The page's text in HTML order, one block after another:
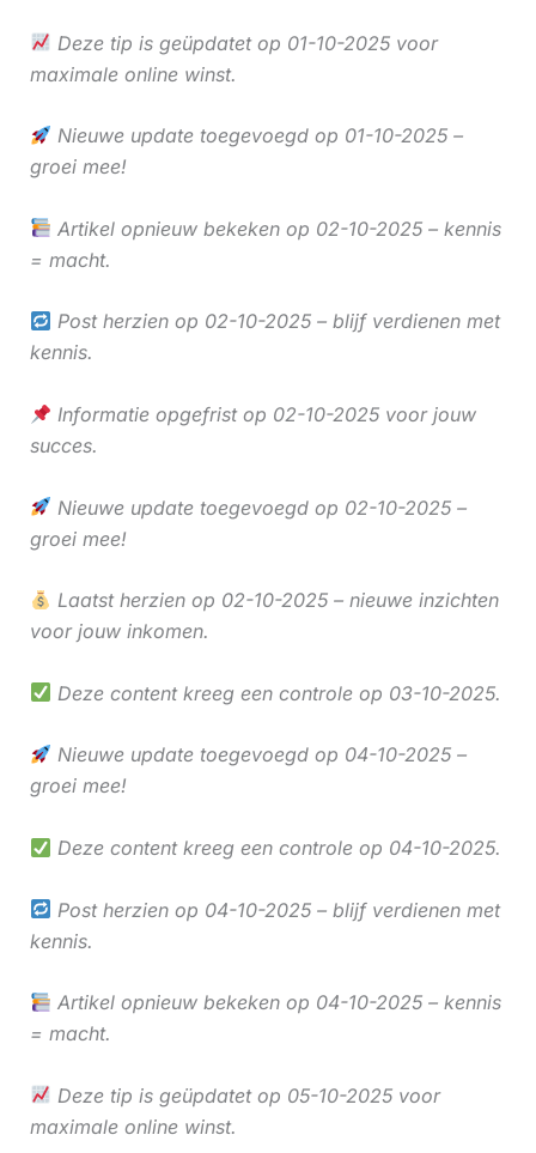
Deze tip is geüpdatet op 01-10-2025 voor
maximale online winst.
Nieuwe update toegevoegd op 01-10-2025 –
groei mee!
Artikel opnieuw bekeken op 02-10-2025 – kennis
= macht.
Post herzien op 02-10-2025 – blijf verdienen met
kennis.
Informatie opgefrist op 02-10-2025 voor jouw
succes.
Nieuwe update toegevoegd op 02-10-2025 –
groei mee!
Laatst herzien op 02-10-2025 – nieuwe inzichten
voor jouw inkomen.
Deze content kreeg een controle op 03-10-2025.
Nieuwe update toegevoegd op 04-10-2025 –
groei mee!
Deze content kreeg een controle op 04-10-2025.
Post herzien op 04-10-2025 – blijf verdienen met
kennis.
Artikel opnieuw bekeken op 04-10-2025 – kennis
= macht.
Deze tip is geüpdatet op 05-10-2025 voor
maximale online winst.